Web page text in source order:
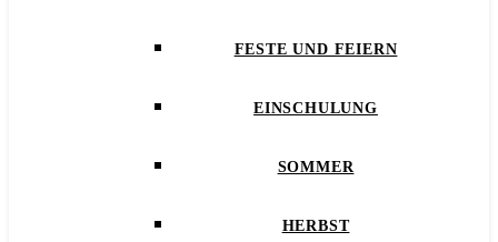
FESTE UND FEIERN
EINSCHULUNG
SOMMER
HERBST